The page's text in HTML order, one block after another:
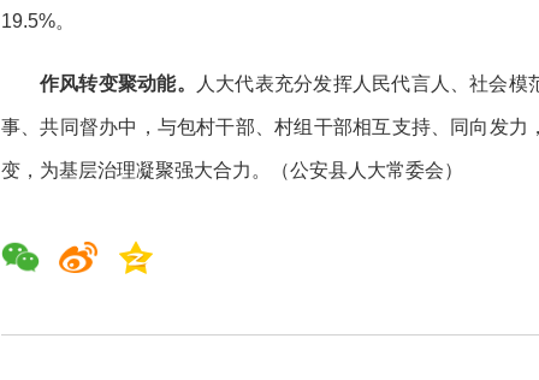
19.5%。
作风转变聚动能。 人大代表充分发挥人民代言人、社会
事、共同督办中，与包村干部、村组干部相互支持、同向发
变，为基层治理凝聚强大合力。（公安县人大常委会）